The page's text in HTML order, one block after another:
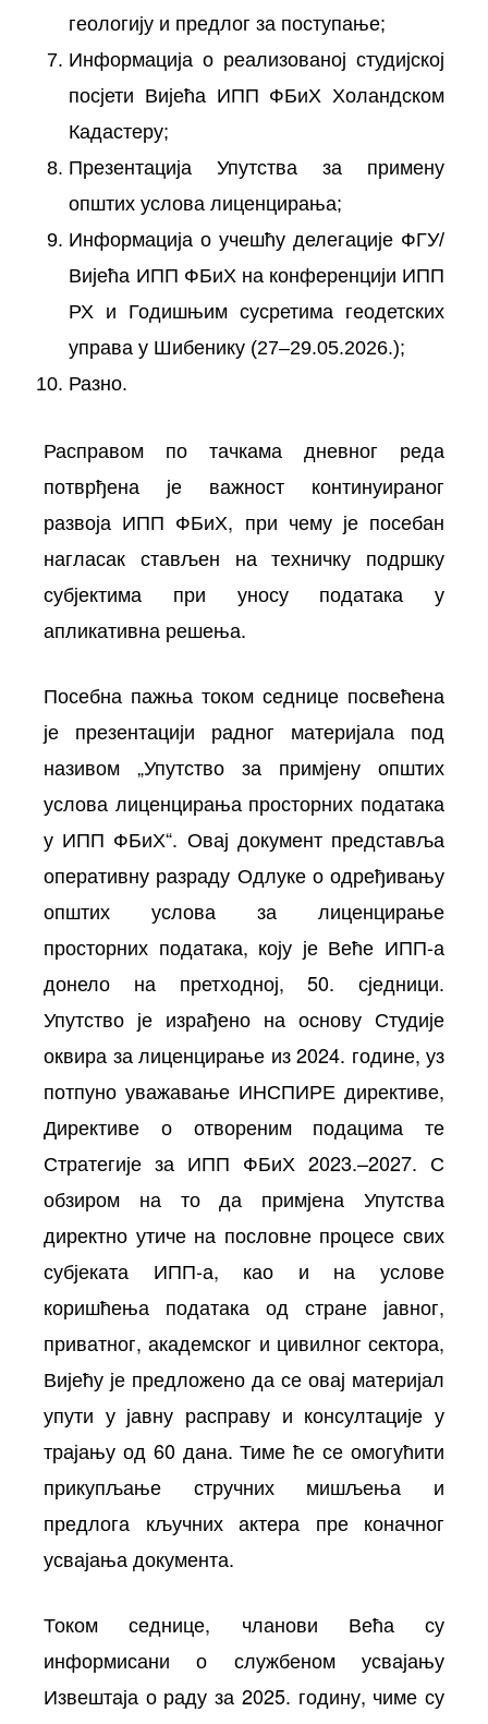
геологију и предлог за поступање;
Информација о реализованој студијској
посјети Вијећа ИПП ФБиХ Холандском
Кадастеру;
Презентација Упутства за примену
општих услова лиценцирања;
Информација о учешћу делегације ФГУ/
Вијећа ИПП ФБиХ на конференцији ИПП
РХ и Годишњим сусретима геодетских
управа у Шибенику (27–29.05.2026.);
Разно.
Расправом по тачкама дневног реда
потврђена је важност континуираног
развоја ИПП ФБиХ, при чему је посебан
нагласак стављен на техничку подршку
субјектима при уносу података у
апликативна решења.
Посебна пажња током седнице посвећена
је презентацији радног материјала под
називом „Упутство за примјену општих
услова лиценцирања просторних података
у ИПП ФБиХ“. Овај документ представља
оперативну разраду Одлуке о одређивању
општих услова за лиценцирање
просторних података, коју је Веће ИПП-а
донело на претходној, 50. сједници.
Упутство је израђено на основу Студије
оквира за лиценцирање из 2024. године, уз
потпуно уважавање ИНСПИРЕ директиве,
Директиве о отвореним подацима те
Стратегије за ИПП ФБиХ 2023.–2027. С
обзиром на то да примјена Упутства
директно утиче на пословне процесе свих
субјеката ИПП-а, као и на услове
коришћења података од стране јавног,
приватног, академског и цивилног сектора,
Вијећу је предложено да се овај материјал
упути у јавну расправу и консултације у
трајању од 60 дана. Тиме ће се омогућити
прикупљање стручних мишљења и
предлога кључних актера пре коначног
усвајања документа.
Током седнице, чланови Већа су
информисани о службеном усвајању
Извештаја о раду за 2025. годину, чиме су